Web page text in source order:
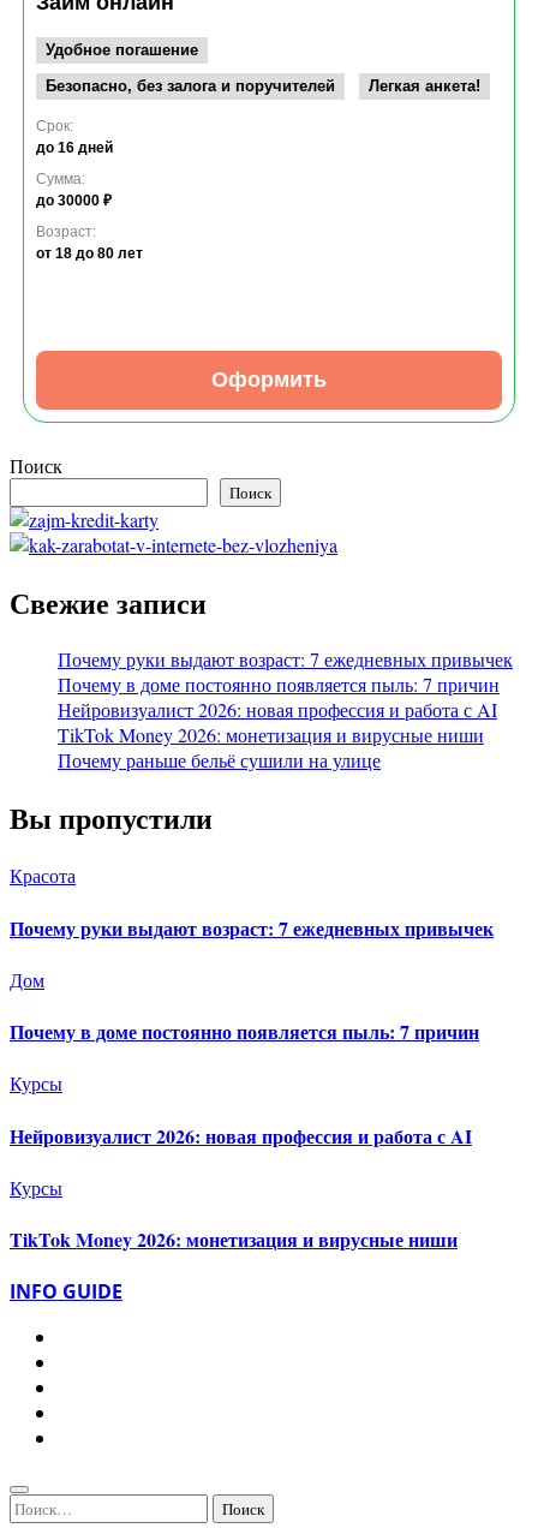
Удобное погашение
Безопасно, без залога и поручителей
Легкая анкета!
Срок:
до 16 дней
Сумма:
до 30000 ₽
Возраст:
от 18 до 80 лет
Оформить
Поиск
Поиск
Свежие записи
Почему руки выдают возраст: 7 ежедневных привычек
Почему в доме постоянно появляется пыль: 7 причин
Нейровизуалист 2026: новая профессия и работа с AI
TikTok Money 2026: монетизация и вирусные ниши
Почему раньше бельё сушили на улице
Вы пропустили
Красота
Почему руки выдают возраст: 7 ежедневных привычек
Дом
Почему в доме постоянно появляется пыль: 7 причин
Курсы
Нейровизуалист 2026: новая профессия и работа с AI
Курсы
TikTok Money 2026: монетизация и вирусные ниши
INFO GUIDE
Найти: